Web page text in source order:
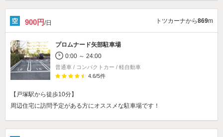
900円/日 トツカーナから869m
プロムナード矢部駐車場
0:00 ～ 24:00
普通車 / コンパクトカー / 軽自動車
4.6/5件
【戸塚駅から徒歩10分】
周辺住宅に訪問予定がある方にオススメな駐車場です！